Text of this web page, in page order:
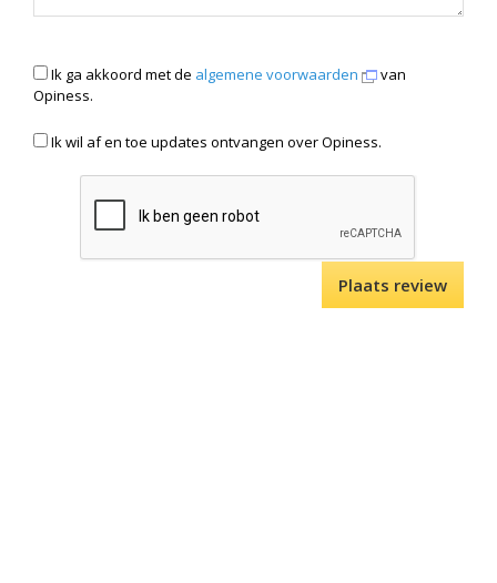
Ik ga akkoord met de algemene voorwaarden
van
Opiness.
Ik wil af en toe updates ontvangen over Opiness.